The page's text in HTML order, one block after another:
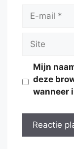
Site
Mijn
deze
wanneer